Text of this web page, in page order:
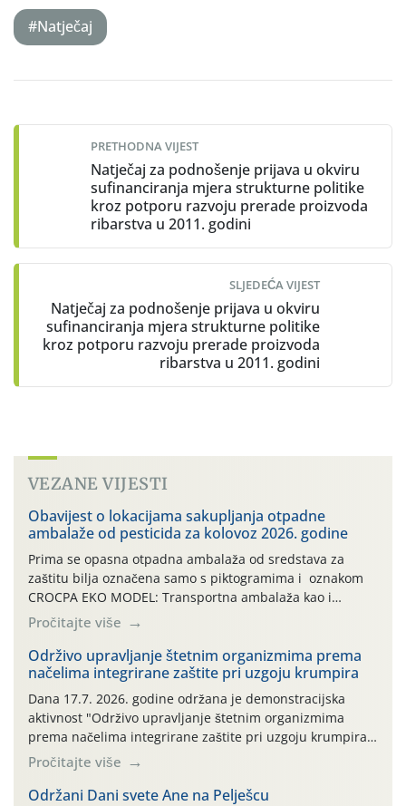
#Natječaj
navigation
PRETHODNA VIJEST
Natječaj za podnošenje prijava u okviru
sufinanciranja mjera strukturne politike
kroz potporu razvoju prerade proizvoda
ribarstva u 2011. godini
SLJEDEĆA VIJEST
Natječaj za podnošenje prijava u okviru
sufinanciranja mjera strukturne politike
kroz potporu razvoju prerade proizvoda
ribarstva u 2011. godini
VEZANE VIJESTI
Obavijest o lokacijama sakupljanja otpadne
ambalaže od pesticida za kolovoz 2026. godine
Prima se opasna otpadna ambalaža od sredstava za
zaštitu bilja označena samo s piktogramima i oznakom
CROCPA EKO MODEL: Transportna ambalaža kao i
ambalaža drugih proizvoda koji nisu sredstva za zaštitu
bilja (npr. ambalaža od mineralnih gnojiva,) se ne
prihvaća. Korisnicima je osiguran besplatni povrat
prazne ambalaže isključivo ovih tvrtki: AGROCHEM-MAKS,
AGRONOM, ALBAUGH TKI* (PINUS […]
Pročitajte više
Održivo upravljanje štetnim organizmima prema
načelima integrirane zaštite pri uzgoju krumpira
Dana 17.7. 2026. godine održana je demonstracijska
aktivnost "Održivo upravljanje štetnim organizmima
prema načelima integrirane zaštite pri uzgoju krumpira"
na pokusnom polju "Poredje", kraj naselja Belica (ARKOD
parcela ID 2445031) (središnji dio Međimurske županije).
Pročitajte više
Održani Dani svete Ane na Pelješcu